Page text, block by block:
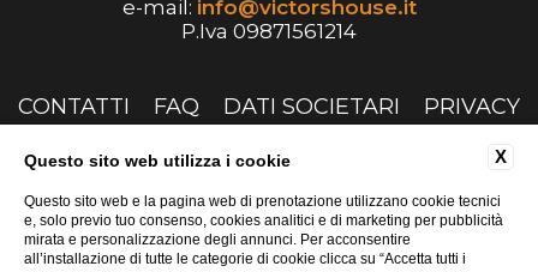
e-mail: info@victorshouse.it
P.Iva 09871561214
CONTATTI FAQ DATI SOCIETARI
PRIVACY
X
Questo sito web utilizza i cookie
Questo sito web e la pagina web di prenotazione utilizzano cookie tecnici
e, solo previo tuo consenso, cookies analitici e di marketing per pubblicità
mirata e personalizzazione degli annunci. Per acconsentire
all’installazione di tutte le categorie di cookie clicca su “Accetta tutti i